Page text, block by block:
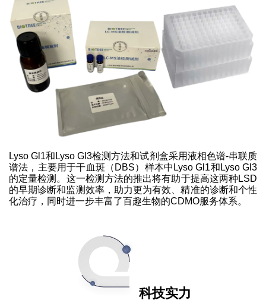
Lyso Gl1和Lyso Gl3检测方法和试剂盒采用液相色谱-串联质
谱法，主要用于干血斑（DBS）样本中Lyso Gl1和Lyso Gl3
的定量检测。这一检测方法的推出将有助于提高这两种LSD
的早期诊断和监测效率，助力更为有效、精准的诊断和个性
化治疗，同时进一步丰富了百趣生物的CDMO服务体系。
科技实力